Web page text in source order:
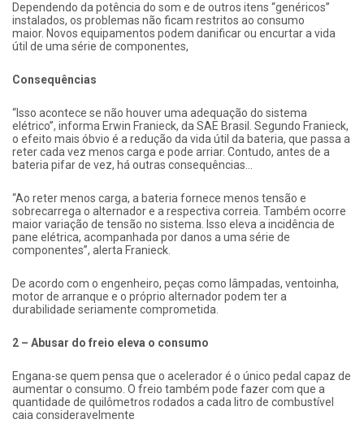
Dependendo da potência do som e de outros itens “genéricos”
instalados, os problemas não ficam restritos ao consumo
maior. Novos equipamentos podem danificar ou encurtar a vida
útil de uma série de componentes,
Consequências
“Isso acontece se não houver uma adequação do sistema
elétrico”, informa Erwin Franieck, da SAE Brasil. Segundo Franieck,
o efeito mais óbvio é a redução da vida útil da bateria, que passa a
reter cada vez menos carga e pode arriar. Contudo, antes de a
bateria pifar de vez, há outras consequências…
“Ao reter menos carga, a bateria fornece menos tensão e
sobrecarrega o alternador e a respectiva correia. Também ocorre
maior variação de tensão no sistema. Isso eleva a incidência de
pane elétrica, acompanhada por danos a uma série de
componentes”, alerta Franieck.
De acordo com o engenheiro, peças como lâmpadas, ventoinha,
motor de arranque e o próprio alternador podem ter a
durabilidade seriamente comprometida.
2 – Abusar do freio eleva o consumo
Engana-se quem pensa que o acelerador é o único pedal capaz de
aumentar o consumo. O freio também pode fazer com que a
quantidade de quilômetros rodados a cada litro de combustível
caia consideravelmente